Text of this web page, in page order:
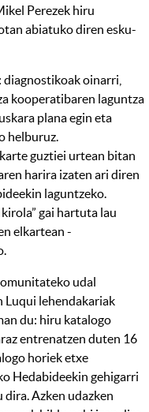
Perezek hiru
abiatuko diren esku-
oinarri,
kooperatibaren laguntza
plana egin eta
helburuz.
guztiei urtean bitan
harira izaten ari diren
laguntzeko.
gai hartuta lau
elkartean -
udal
Luqui lehendakariak
du: hiru katalogo
entrenatzen duten 16
horiek etxe
Hedabideekin gehigarri
Azken udazken